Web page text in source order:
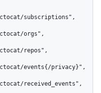
subscriptions",
orgs",
repos",
events{/privacy}",
received_events",